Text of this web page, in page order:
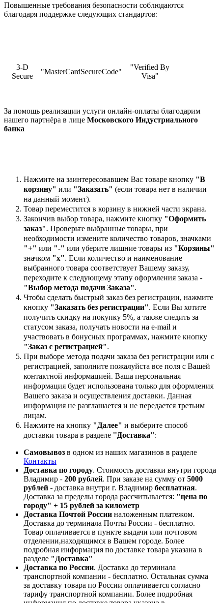
Повышенные требования безопасности соблюдаются
благодаря поддержке следующих стандартов:
3-D
Secure
"MasterCardSecureCode"
"Verified By
Visa"
За помощь реализации услуги онлайн-оплаты благодарим
нашего партнёра в лице Московского Индустриального
банка
Нажмите на заинтересовавшем Вас товаре кнопку "В
корзину" или "Заказать" (если товара нет в наличии
на данный момент).
Товар переместится в корзину в нижней части экрана.
Закончив выбор товара, нажмите кнопку "Оформить
заказ". Проверьте выбранные товары, при
необходимости измените количество товаров, значками
"+" или "-" или уберите лишние товары из "Корзины"
значком "х". Если количество и наименование
выбранного товара соответствует Вашему заказу,
переходите к следующему этапу оформления заказа -
"Выбор метода подачи Заказа".
Чтобы сделать быстрый заказ без регистрации, нажмите
кнопку "Заказать без регистрации". Если Вы хотите
получить скидку на покупку 5%, а также следить за
статусом заказа, получать новости на e-mail и
участвовать в бонусных программах, нажмите кнопку
"Заказ с регистрацией".
При выборе метода подачи заказа без регистрации или с
регистрацией, заполните пожалуйста все поля с Вашей
контактной информацией. Ваша персональная
информация будет использована только для оформления
Вашего заказа и осуществления доставки. Данная
информация не разглашается и не передается третьим
лицам.
Нажмите на кнопку "Далее" и выберите способ
доставки товара в разделе ''Доставка":
Самовывоз в одном из наших магазинов в разделе
Контакты
Доставка по городу. Стоимость доставки внутри города
Владимир - 200 рублей. При заказе на сумму от 5000
рублей - доставка внутри г. Владимир бесплатная.
Доставка за пределы города рассчитывается: "цена по
городу" + 15 рублей за километр
Доставка Почтой России наложенным платежом.
Доставка до терминала Почты России - бесплатно.
Товар оплачивается в пункте выдачи или почтовом
отделении,находящимся в Вашем городе. Более
подробная информация по доставке товара указана в
разделе "Доставка"
Доставка по России. Доставка до терминала
транспортной компании - бесплатно. Остальная сумма
за доставку товара по России оплачивается согласно
тарифу транспортной компании. Более подробная